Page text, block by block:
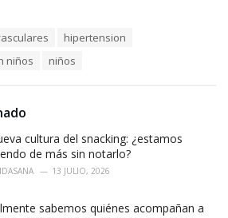
hipertension
niños
niños
cultura del snacking: ¿estamos
de más sin notarlo?
13 JULIO, 2026
sabemos quiénes acompañan a